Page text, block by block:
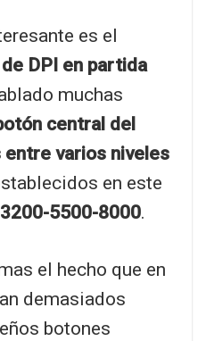
es el
DPI en partida
muchas
central del
varios niveles
en este
5500-8000.
el hecho que en
demasiados
botones